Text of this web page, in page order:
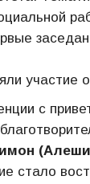
участие
с
стало